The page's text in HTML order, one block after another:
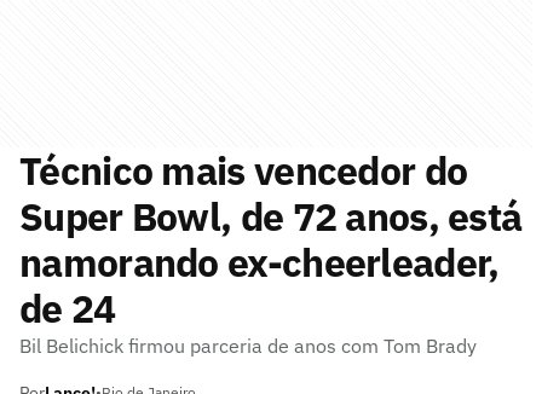
Técnico mais vencedor do
Super Bowl, de 72 anos, está
namorando ex-cheerleader,
de 24
Bil Belichick firmou parceria de anos com Tom Brady